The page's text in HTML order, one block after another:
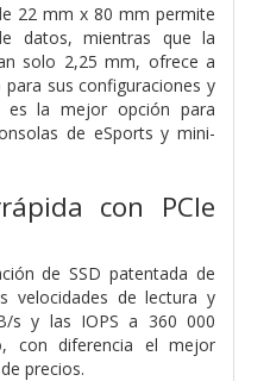
22 mm x 80 mm permite
datos, mientras que la
solo 2,25 mm, ofrece a
sus configuraciones y
es la mejor opción para
de eSports y mini-
con PCIe
de SSD patentada de
velocidades de lectura y
s y las IOPS a 360 000
con diferencia el mejor
precios.